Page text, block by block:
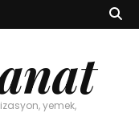
yemek,